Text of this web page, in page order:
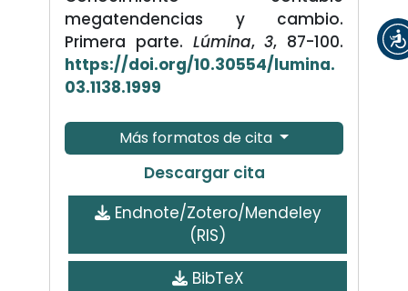
megatendencias y cambio.
Primera parte. Lúmina,3, 87-100.
https://doi.org/10.30554/lumina.
03.1138.1999
Más formatos de cita
Descargar cita
Endnote/Zotero/Mendeley
(RIS)
BibTeX